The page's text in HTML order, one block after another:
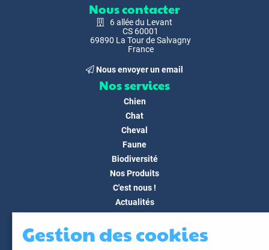
Nous contacter
6 allée du Levant
CS 60001
69890 La Tour de Salvagny
France
Nous envoyer un email
Nos services
Chien
Chat
Cheval
Faune
Biodiversité
Nos Produits
C'est nous !
Actualités
FAQ
Gestion des cookies